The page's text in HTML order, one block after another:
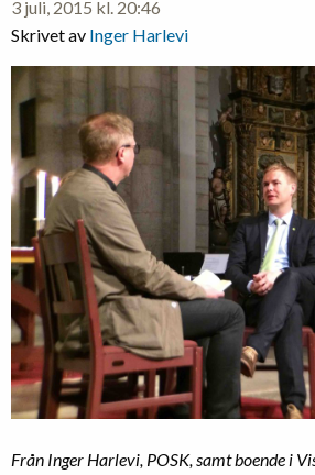
kyrkomöte
3 juli, 2015 kl. 20:46
Skrivet av Inger Harlevi
Från Inger Harlevi, POSK, samt boende i